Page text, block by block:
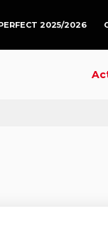
2025/2026